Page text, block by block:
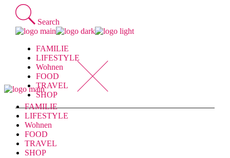
Skip
content
Search
FAMILIE
LIFESTYLE
Wohnen
FOOD
TRAVEL
SHOP
FAMILIE
LIFESTYLE
Wohnen
FOOD
TRAVEL
SHOP